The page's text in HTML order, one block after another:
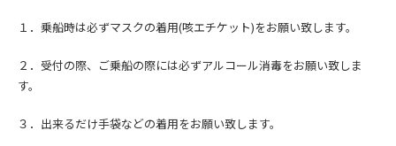
１．乗船時は必ずマスクの着用(咳エチケット)をお願い致します。
２．受付の際、ご乗船の際には必ずアルコール消毒をお願い致しま
す。
３．出来るだけ手袋などの着用をお願い致します。